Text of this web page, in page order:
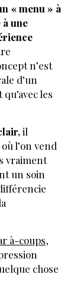
« menu » à
une
n’est
d’un
les
il
l’on vend
vraiment
un soin
à-coups,
chose